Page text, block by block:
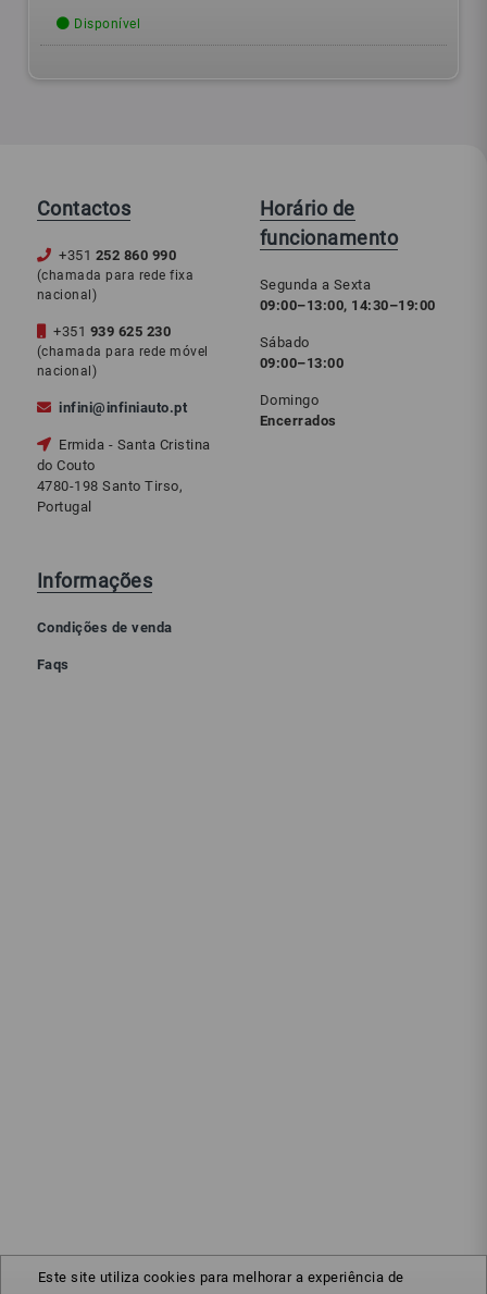
Este site utiliza cookies para melhorar a experiência de
Disponível
Contactos
+351 252 860 990
(chamada para rede fixa
nacional)
+351 939 625 230
(chamada para rede móvel
nacional)
infini@infiniauto.pt
Ermida - Santa Cristina
do Couto
4780-198 Santo Tirso,
Portugal
Horário de
funcionamento
Segunda a Sexta
09:00–13:00, 14:30–19:00
Sábado
09:00–13:00
Domingo
Encerrados
Informações
Condições de venda
Faqs